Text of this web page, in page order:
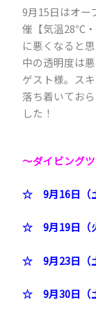
9月15日はオー
催【気温28℃
に悪くなると
中の透明度は
ゲスト様。ス
落ち着いてお
した！
～ダイビング
☆ 9月16日（
☆ 9月19日（
☆ 9月23日（
☆ 9月30日（